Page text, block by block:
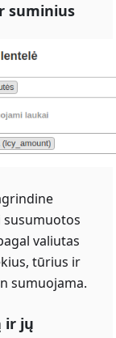
suminius
susumuotos
valiutas
tūrius ir
sumuojama.
ir jų